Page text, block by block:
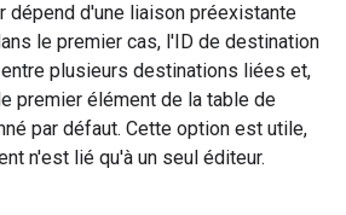
dépend d'une liaison préexistante
le premier cas, l'ID de destination
plusieurs destinations liées et,
premier élément de la table de
par défaut. Cette option est utile,
n'est lié qu'à un seul éditeur.